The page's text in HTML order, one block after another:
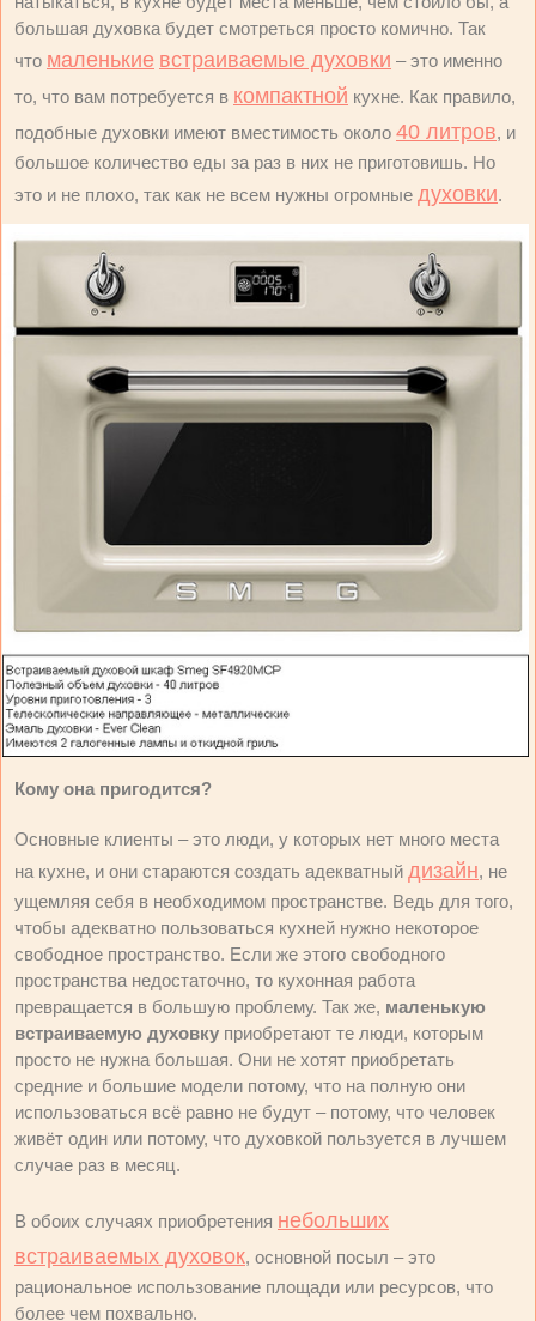
большая духовка будет смотреться просто комично. Так
что маленькие встраиваемые духовки – это именно
то, что вам потребуется в компактной кухне. Как правило,
подобные духовки имеют вместимость около 40 литров, и
большое количество еды за раз в них не приготовишь. Но
это и не плохо, так как не всем нужны огромные духовки.
Кому она пригодится?
Основные клиенты – это люди, у которых нет много места
на кухне, и они стараются создать адекватный дизайн, не
ущемляя себя в необходимом пространстве. Ведь для того,
чтобы адекватно пользоваться кухней нужно некоторое
свободное пространство. Если же этого свободного
пространства недостаточно, то кухонная работа
превращается в большую проблему. Так же, маленькую
встраиваемую духовку приобретают те люди, которым
просто не нужна большая. Они не хотят приобретать
средние и большие модели потому, что на полную они
использоваться всё равно не будут – потому, что человек
живёт один или потому, что духовкой пользуется в лучшем
случае раз в месяц.
В обоих случаях приобретения небольших
встраиваемых духовок, основной посыл – это
рациональное использование площади или ресурсов, что
более чем похвально.